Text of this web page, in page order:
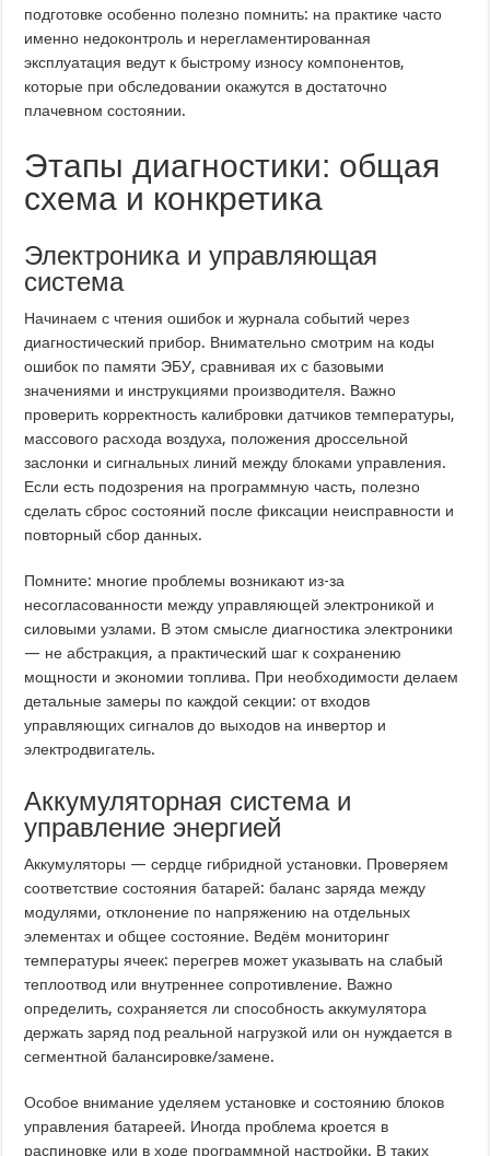
подготовке особенно полезно помнить: на практике часто
именно недоконтроль и нерегламентированная
эксплуатация ведут к быстрому износу компонентов,
которые при обследовании окажутся в достаточно
плачевном состоянии.
Этапы диагностики: общая
схема и конкретика
Электроника и управляющая
система
Начинаем с чтения ошибок и журнала событий через
диагностический прибор. Внимательно смотрим на коды
ошибок по памяти ЭБУ, сравнивая их с базовыми
значениями и инструкциями производителя. Важно
проверить корректность калибровки датчиков температуры,
массового расхода воздуха, положения дроссельной
заслонки и сигнальных линий между блоками управления.
Если есть подозрения на программную часть, полезно
сделать сброс состояний после фиксации неисправности и
повторный сбор данных.
Помните: многие проблемы возникают из-за
несогласованности между управляющей электроникой и
силовыми узлами. В этом смысле диагностика электроники
— не абстракция, а практический шаг к сохранению
мощности и экономии топлива. При необходимости делаем
детальные замеры по каждой секции: от входов
управляющих сигналов до выходов на инвертор и
электродвигатель.
Аккумуляторная система и
управление энергией
Аккумуляторы — сердце гибридной установки. Проверяем
соответствие состояния батарей: баланс заряда между
модулями, отклонение по напряжению на отдельных
элементах и общее состояние. Ведём мониторинг
температуры ячеек: перегрев может указывать на слабый
теплоотвод или внутреннее сопротивление. Важно
определить, сохраняется ли способность аккумулятора
держать заряд под реальной нагрузкой или он нуждается в
сегментной балансировке/замене.
Особое внимание уделяем установке и состоянию блоков
управления батареей. Иногда проблема кроется в
распиновке или в ходе программной настройки. В таких